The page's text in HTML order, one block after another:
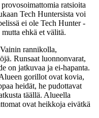
ratsioita
Tech Huntersista voi
ei ole Tech Hunter -
ehkä et välitä.
rannikolla,
Runsaat luonnonvarat,
on jatkuvaa ja ei-hapanta.
gorillot ovat kovia,
heidät, he pudottavat
täällä. Alueella
ovat heikkoja eivätkä